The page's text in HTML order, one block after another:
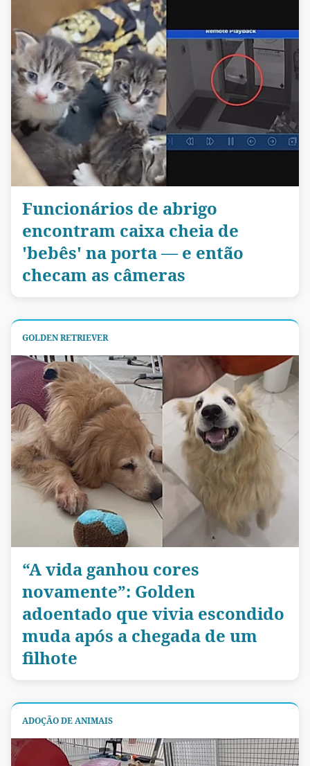
Funcionários de abrigo
encontram caixa cheia de
'bebês' na porta — e então
checam as câmeras
GOLDEN RETRIEVER
“A vida ganhou cores
novamente”: Golden
adoentado que vivia escondido
muda após a chegada de um
filhote
ADOÇÃO DE ANIMAIS